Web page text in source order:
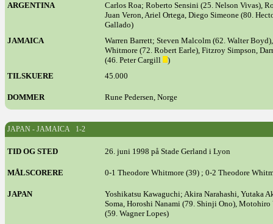
ARGENTINA
Carlos Roa; Roberto Sensini (25. Nelson Vivas),
Juan Veron, Ariel Ortega, Diego Simeone (80.
Gallado)
JAMAICA
Warren Barrett; Steven Malcolm (62. Walter
Whitmore (72. Robert Earle), Fitzroy Simpson,
(46. Peter Cargill
)
TILSKUERE
45.000
DOMMER Rune Pedersen, Norge
JAPAN - JAMAICA 1-2
TID OG STED 26. juni 1998 på Stade Gerland i Lyon
MÅLSCORERE 0-1 Theodore Whitmore (39) ; 0-2 Theodore
JAPAN
Yoshikatsu Kawaguchi; Akira Narahashi, Yutaka
Soma, Horoshi Nanami (79. Shinji Ono),
(59. Wagner Lopes)